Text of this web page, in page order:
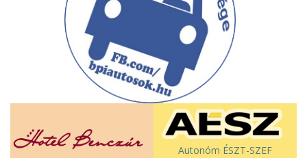
Autonóm ÉSZT-SZEF